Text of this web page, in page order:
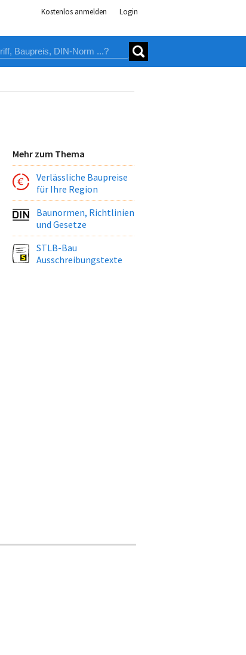
Kostenlos anmelden Login
Mehr zum Thema
Verlässliche Baupreise
für Ihre Region
Baunormen, Richtlinien
und Gesetze
STLB-Bau
Ausschreibungstexte